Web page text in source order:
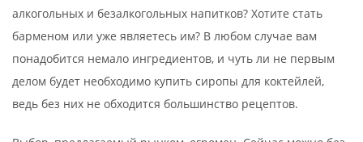
алкогольных и безалкогольных напитков? Хотите стать
барменом или уже являетесь им? В любом случае вам
понадобится немало ингредиентов, и чуть ли не первым
делом будет необходимо купить сиропы для коктейлей,
ведь без них не обходится большинство рецептов.